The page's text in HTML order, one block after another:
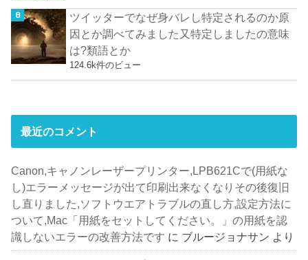
ツイッターでなぜ身バレし特定されるのか原
因とか調べてみました又特定しましたの意味
は?類語とか
124.6k件のビュー
最近のコメント
Canon,キャノンレーザープリンター,LPB621Cで(用紙な
し)エラーメッセージが出て印刷出来なくなりその後復旧
し直りました,ソフトウエアトラブルの直し方,設定方法に
ついて,Mac「用紙をセットしてください。」の用紙を認
識しないエラーの改善方法です に ブルージョナサン より